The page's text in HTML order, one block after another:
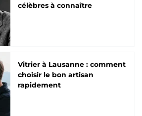
célèbres à connaître
Vitrier à Lausanne : comment
choisir le bon artisan
rapidement